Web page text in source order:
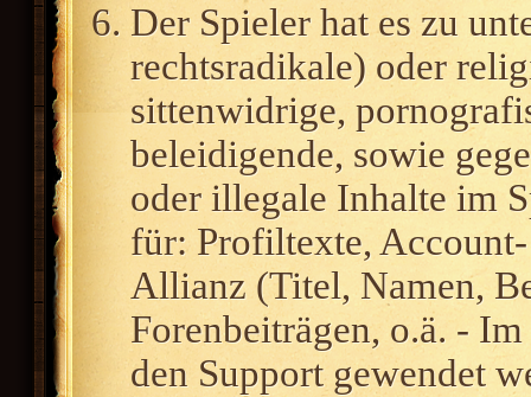
Der Spieler hat es zu
rechtsradikale) oder
sittenwidrige,
beleidigende, sowie
oder illegale Inhalte im
für: Profiltexte,
Allianz (Titel, Namen,
Forenbeiträgen, o.ä. -
den Support gewendet